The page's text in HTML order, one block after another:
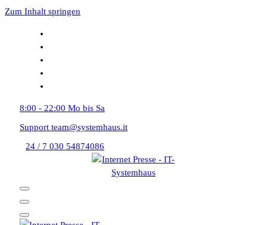
Zum Inhalt springen
8:00 - 22:00 Mo bis Sa
Support team@systemhaus.it
24 / 7 030 54874086